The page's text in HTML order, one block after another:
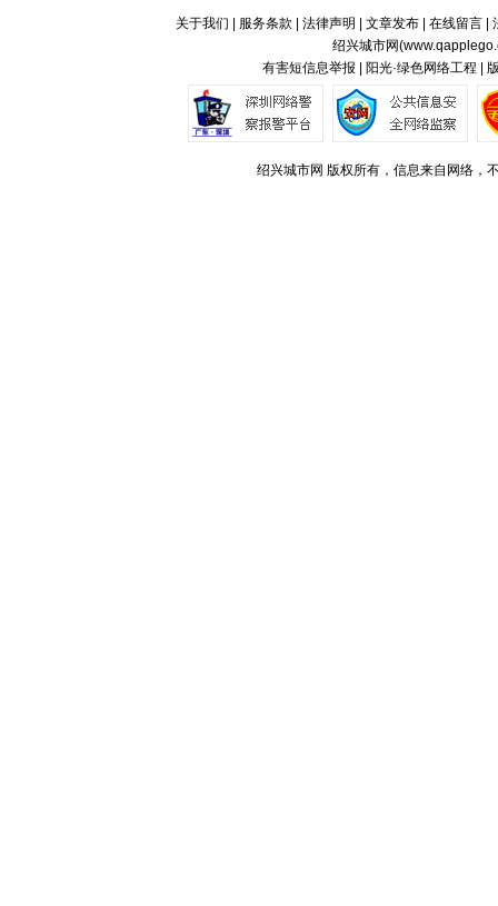
关于我们 服务条款 法律声明 文章发布| 在线留言|
绍兴城市网(
有害短信息举报 | 阳光·绿色网络工程 |
绍兴城市网 版权所有，信息来自网络，